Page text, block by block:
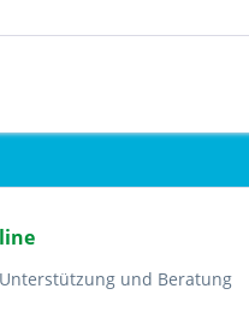
und Beratung